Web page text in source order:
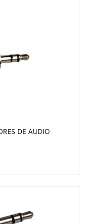
DE AUDIO